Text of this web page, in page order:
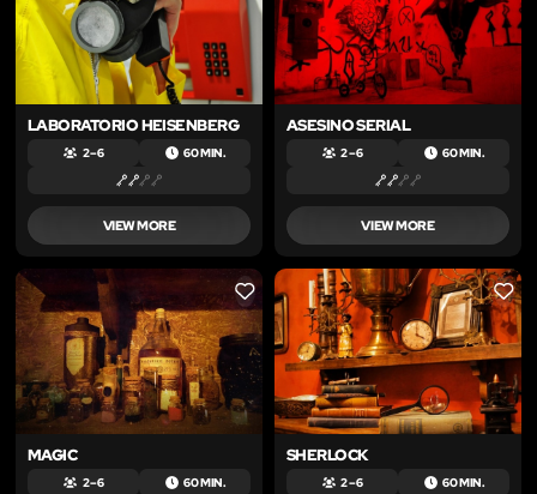
LABORATORIO HEISENBERG
2 – 6 60 MIN.
VIEW MORE
ASESINO SERIAL
2 – 6 60 MIN.
VIEW MORE
LIKE
MAGIC
2 – 6 60 MIN.
LIKE
SHERLOCK
2 – 6 60 MIN.